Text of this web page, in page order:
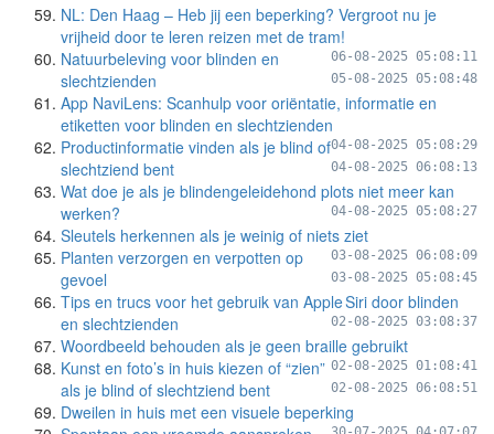
NL: Den Haag – Heb jij een beperking? Vergroot nu je
vrijheid door te leren reizen met de tram!
06-08-2025 05:08:11
Natuurbeleving voor blinden en
slechtzienden
05-08-2025 05:08:48
App NaviLens: Scanhulp voor oriëntatie, informatie en
etiketten voor blinden en slechtzienden
04-08-2025 05:08:29
Productinformatie vinden als je blind of
slechtziend bent
04-08-2025 06:08:13
Wat doe je als je blindengeleidehond plots niet meer kan
werken?
04-08-2025 05:08:27
Sleutels herkennen als je weinig of niets ziet
03-08-2025 06:08:09
Planten verzorgen en verpotten op
gevoel
03-08-2025 05:08:45
Tips en trucs voor het gebruik van Apple Siri door blinden
en slechtzienden
02-08-2025 03:08:37
Woordbeeld behouden als je geen braille gebruikt
02-08-2025 01:08:41
Kunst en foto’s in huis kiezen of “zien”
als je blind of slechtziend bent
02-08-2025 06:08:51
Dweilen in huis met een visuele beperking